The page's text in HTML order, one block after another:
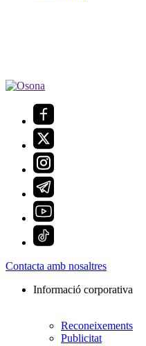
Contacta amb nosaltres
Informació corporativa
Reconeixements
Publicitat